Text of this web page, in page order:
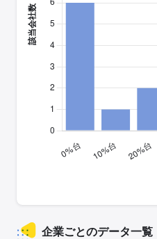
企業ごとのデータ一覧